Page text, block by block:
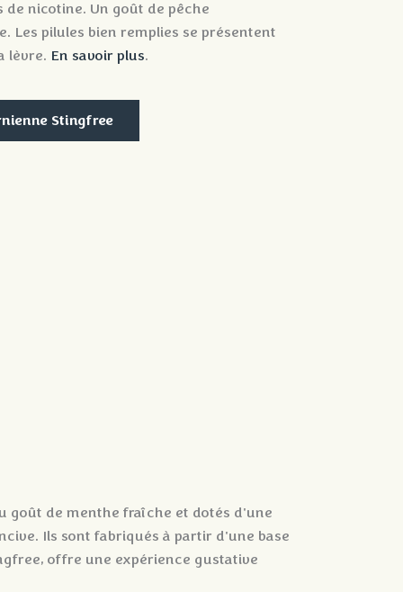
nicotine. Un goût de pêche
Les pilules bien remplies se présentent
lèvre. En savoir plus.
Stingfree
goût de menthe fraîche et dotés d'une
Ils sont fabriqués à partir d'une base
offre une expérience gustative